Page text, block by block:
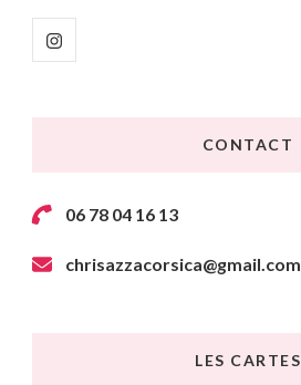
CONTACT
06 78 04 16 13
chrisazzacorsica@gmail.com
LES CARTES